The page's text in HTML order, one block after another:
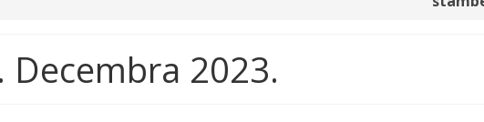
Decembra 2023.